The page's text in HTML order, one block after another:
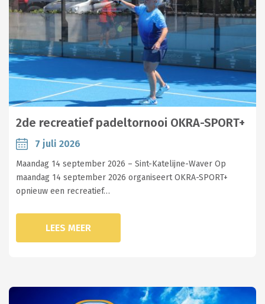
2de recreatief padeltornooi OKRA-SPORT+
7 juli 2026
Maandag 14 september 2026 – Sint-Katelijne-Waver Op
maandag 14 september 2026 organiseert OKRA-SPORT+
opnieuw een recreatief…
LEES MEER